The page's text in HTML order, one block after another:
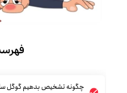
چگونه تشخیص بدهیم گوگل